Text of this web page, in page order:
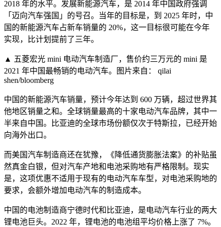
2018 年的水平。发展新能源汽车，是 2014 年中国政府强调
「迈向汽车强国」的号召。当年的目标是，到 2025 年时，中
国的新能源汽车占新车销量的 20%，这一目标很可能在今年
实现，比计划提前了三年。
▲ 五菱宏光 mini 电动汽车制造厂，售价约三万元的 mini 是
2021 年中国最畅销的电动汽车。图片来自： qilai
shen/bloomberg
中国的新能源汽车销量，预计今年达到 600 万辆，超过世界其
他地区销量之和。全球销量最高的十家电动汽车品牌，其中一
半来自中国。比亚迪的全球市场份额仅次于特斯拉，已经开始
向海外出口。
而美国汽车制造商还在犹豫，《降低通货膨胀法案》的补贴虽
然真金白银，但对汽车产地和电池采购地有严格限制。现实
是，这项优惠不适用于现有的电动汽车车型，对电池采购地的
要求，会额外增加电动汽车的制造成本。
中国的电池制造商宁德时代和比亚迪，是电动汽车行业的两大
锂电池巨头。2022 年，锂电池的电池组平均价格上涨了 7%。